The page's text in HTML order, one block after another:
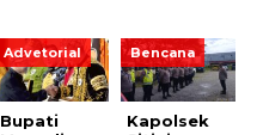
Advetorial
Bupati
Bencana
Kapolsek